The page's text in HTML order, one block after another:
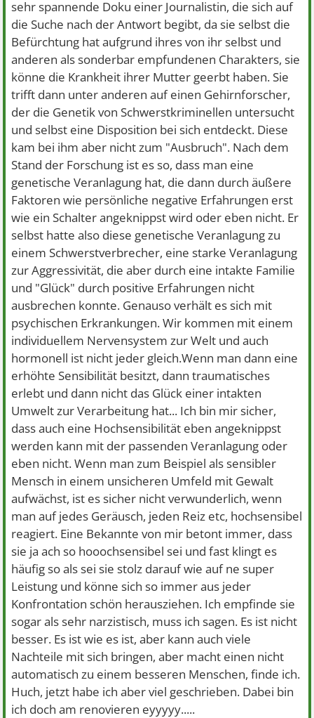
sehr spannende Doku einer Journalistin, die sich auf
die Suche nach der Antwort begibt, da sie selbst die
Befürchtung hat aufgrund ihres von ihr selbst und
anderen als sonderbar empfundenen Charakters, sie
könne die Krankheit ihrer Mutter geerbt haben. Sie
trifft dann unter anderen auf einen Gehirnforscher,
der die Genetik von Schwerstkriminellen untersucht
und selbst eine Disposition bei sich entdeckt. Diese
kam bei ihm aber nicht zum "Ausbruch". Nach dem
Stand der Forschung ist es so, dass man eine
genetische Veranlagung hat, die dann durch äußere
Faktoren wie persönliche negative Erfahrungen erst
wie ein Schalter angeknippst wird oder eben nicht. Er
selbst hatte also diese genetische Veranlagung zu
einem Schwerstverbrecher, eine starke Veranlagung
zur Aggressivität, die aber durch eine intakte Familie
und "Glück" durch positive Erfahrungen nicht
ausbrechen konnte. Genauso verhält es sich mit
psychischen Erkrankungen. Wir kommen mit einem
individuellem Nervensystem zur Welt und auch
hormonell ist nicht jeder gleich.Wenn man dann eine
erhöhte Sensibilität besitzt, dann traumatisches
erlebt und dann nicht das Glück einer intakten
Umwelt zur Verarbeitung hat... Ich bin mir sicher,
dass auch eine Hochsensibilität eben angeknippst
werden kann mit der passenden Veranlagung oder
eben nicht. Wenn man zum Beispiel als sensibler
Mensch in einem unsicheren Umfeld mit Gewalt
aufwächst, ist es sicher nicht verwunderlich, wenn
man auf jedes Geräusch, jeden Reiz etc, hochsensibel
reagiert. Eine Bekannte von mir betont immer, dass
sie ja ach so hooochsensibel sei und fast klingt es
häufig so als sei sie stolz darauf wie auf ne super
Leistung und könne sich so immer aus jeder
Konfrontation schön herausziehen. Ich empfinde sie
sogar als sehr narzistisch, muss ich sagen. Es ist nicht
besser. Es ist wie es ist, aber kann auch viele
Nachteile mit sich bringen, aber macht einen nicht
automatisch zu einem besseren Menschen, finde ich.
Huch, jetzt habe ich aber viel geschrieben. Dabei bin
ich doch am renovieren eyyyyy.....